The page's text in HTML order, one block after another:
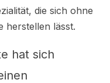
die sich ohne
herstellen lässt.
hat sich